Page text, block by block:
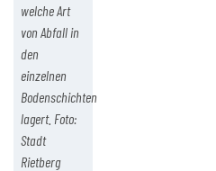
welche Art
von Abfall in
den
einzelnen
Bodenschichten
lagert. Foto:
Stadt
Rietberg